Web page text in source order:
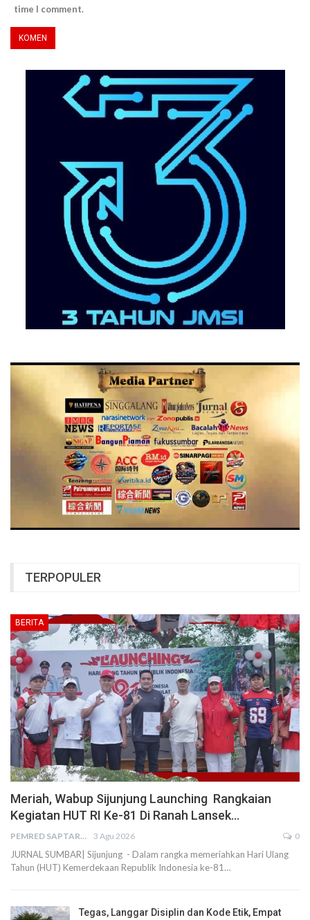
time I comment.
TERPOPULER
BERITA
Meriah, Wabup Sijunjung Launching Rangkaian
Kegiatan HUT RI Ke-81 Di Ranah Lansek…
PEMRED SAPTARIUS 3 Agu 2026 0
JURNAL SUMBAR| Sijunjung - Dalam rangka memeriahkan Hari Ulang
Tahun (HUT) Kemerdekaan Republik Indonesia ke-81…
Tegas, Langgar Disiplin dan Kode Etik, Empat